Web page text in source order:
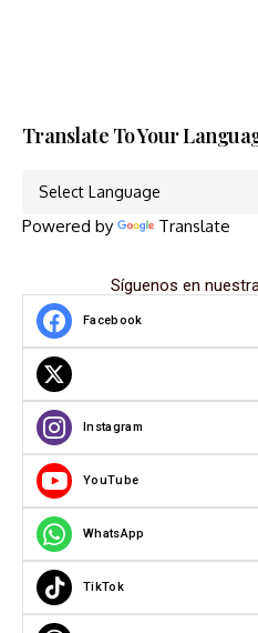
Translate To Your
Powered by Translate
Síguenos en
Facebook
Instagram
YouTube
WhatsApp
TikTok